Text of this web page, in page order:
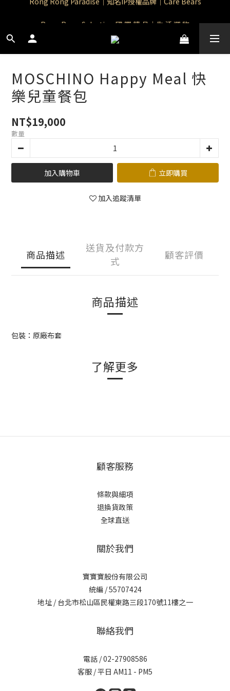
Rong Rong Selection 國 際 精 品｜生 活 選 物
Rong Rong Selection服 飾 | 自 訂 品 牌 服 飾
MOSCHINO Happy Meal 快
樂兒童餐包
NT$19,000
數量
加入購物車 立即購買
加入追蹤清單
商品描述
送貨及付款方
式
顧客評價
商品描述
包裝：原廠布套
了解更多
顧客服務
條款與細項
退換貨政策
全球直送
關於我們
寶寶寶股份有限公司
統編 / 55707424
地址 / 台北市松山區民權東路三段170號11樓之一
聯絡我們
電話 / 02-27908586
客服 / 平日 AM11 - PM5